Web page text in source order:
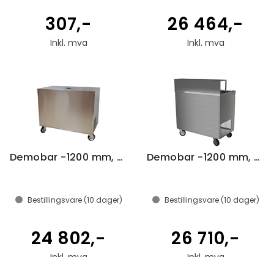
307,-
Inkl. mva
26 464,-
Inkl. mva
Demobar -1200 mm, with hole
Bestillingsvare (10 dager)
24 802,-
Demobar -1200 mm, with overcounter
Bestillingsvare (10 dager)
26 710,-